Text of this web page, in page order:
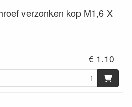
verzonken kop M1,6 X
€ 1.10